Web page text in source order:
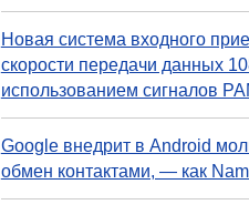
Новая система входного
скорости передачи данных
использованием сигналов
Google внедрит в Android
обмен контактами, — как